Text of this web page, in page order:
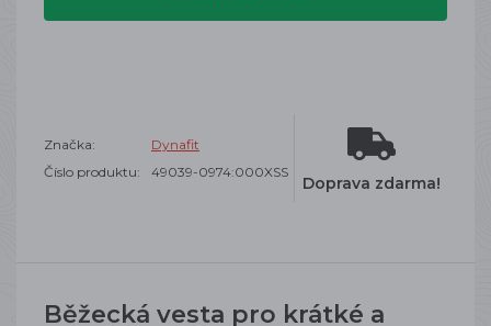
Značka:
Dynafit
Číslo produktu:
49039-0974:000XSS
Doprava zdarma!
Běžecká vesta pro krátké a